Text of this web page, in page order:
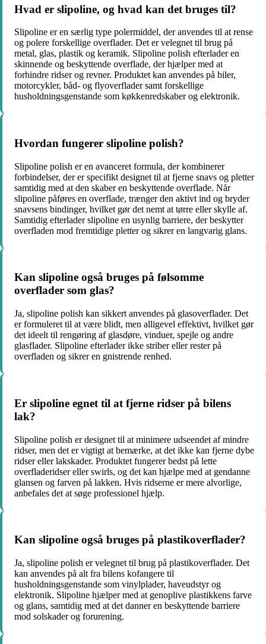
Hvad er slipoline, og hvad kan det bruges til?
Slipoline er en særlig type polermiddel, der anvendes til at rense
og polere forskellige overflader. Det er velegnet til brug på
metal, glas, plastik og keramik. Slipoline polish efterlader en
skinnende og beskyttende overflade, der hjælper med at
forhindre ridser og revner. Produktet kan anvendes på biler,
motorcykler, båd- og flyoverflader samt forskellige
husholdningsgenstande som køkkenredskaber og elektronik.
Hvordan fungerer slipoline polish?
Slipoline polish er en avanceret formula, der kombinerer
forbindelser, der er specifikt designet til at fjerne snavs og pletter
samtidig med at den skaber en beskyttende overflade. Når
slipoline påføres en overflade, trænger den aktivt ind og bryder
snavsens bindinger, hvilket gør det nemt at tørre eller skylle af.
Samtidig efterlader slipoline en usynlig barriere, der beskytter
overfladen mod fremtidige pletter og sikrer en langvarig glans.
Kan slipoline også bruges på følsomme
overflader som glas?
Ja, slipoline polish kan sikkert anvendes på glasoverflader. Det
er formuleret til at være blidt, men alligevel effektivt, hvilket gør
det ideelt til rengøring af glasdøre, vinduer, spejle og andre
glasflader. Slipoline efterlader ikke striber eller rester på
overfladen og sikrer en gnistrende renhed.
Er slipoline egnet til at fjerne ridser på bilens
lak?
Slipoline polish er designet til at minimere udseendet af mindre
ridser, men det er vigtigt at bemærke, at det ikke kan fjerne dybe
ridser eller lakskader. Produktet fungerer bedst på lette
overfladeridser eller swirls, og det kan hjælpe med at gendanne
glansen og farven på lakken. Hvis ridserne er mere alvorlige,
anbefales det at søge professionel hjælp.
Kan slipoline også bruges på plastikoverflader?
Ja, slipoline polish er velegnet til brug på plastikoverflader. Det
kan anvendes på alt fra bilens kofangere til
husholdningsgenstande som vinylplader, haveudstyr og
elektronik. Slipoline hjælper med at genoplive plastikkens farve
og glans, samtidig med at det danner en beskyttende barriere
mod solskader og forurening.